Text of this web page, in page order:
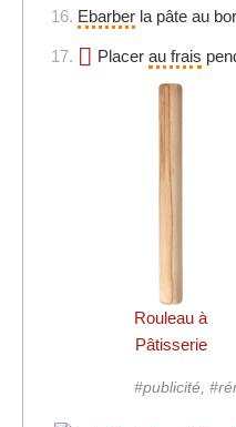
16. Ebarber la pâte au
17. Placer au frais
Rouleau à
Pâtisserie
#publicité,